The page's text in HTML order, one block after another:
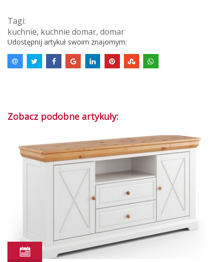
Tagi:
kuchnie, kuchnie domar, domar
Udostępnij artykuł swoim znajomym:
Zobacz podobne artykuły: